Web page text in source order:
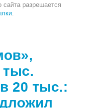
сайта разрешается
тыс.
20 тыс.: